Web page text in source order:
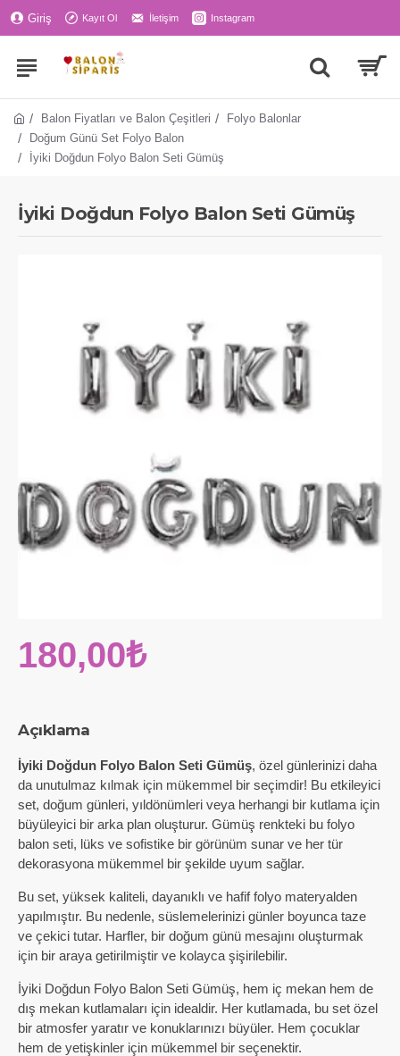
Giriş Kayıt Ol İletişim Instagram
Balon Fiyatları ve Balon Çeşitleri
Folyo Balonlar
Doğum Günü Set Folyo Balon
İyiki Doğdun Folyo Balon Seti Gümüş
İyiki Doğdun Folyo Balon Seti Gümüş
Açıklama
İyiki Doğdun Folyo Balon Seti Gümüş, özel günlerinizi daha
da unutulmaz kılmak için mükemmel bir seçimdir! Bu etkileyici
set, doğum günleri, yıldönümleri veya herhangi bir kutlama için
büyüleyici bir arka plan oluşturur. Gümüş renkteki bu folyo
balon seti, lüks ve sofistike bir görünüm sunar ve her tür
dekorasyona mükemmel bir şekilde uyum sağlar.
Bu set, yüksek kaliteli, dayanıklı ve hafif folyo materyalden
yapılmıştır. Bu nedenle, süslemelerinizi günler boyunca taze
ve çekici tutar. Harfler, bir doğum günü mesajını oluşturmak
için bir araya getirilmiştir ve kolayca şişirilebilir.
İyiki Doğdun Folyo Balon Seti Gümüş, hem iç mekan hem de
dış mekan kutlamaları için idealdir. Her kutlamada, bu set özel
bir atmosfer yaratır ve konuklarınızı büyüler. Hem çocuklar
hem de yetişkinler için mükemmel bir seçenektir.
180,00₺